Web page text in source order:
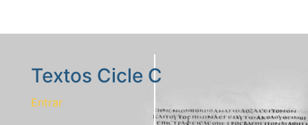
Textos Cicle C
Entrar